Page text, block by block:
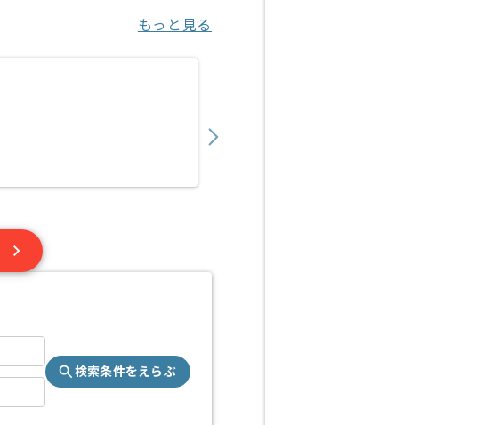
もっと見る
検索条件をえらぶ